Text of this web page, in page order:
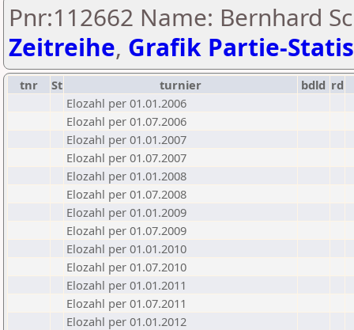
Pnr:112662 Name: Bernhard
Zeitreihe, Grafik Partie-
tnr St turnier bdld rd
Elozahl per 01.01.2006
Elozahl per 01.07.2006
Elozahl per 01.01.2007
Elozahl per 01.07.2007
Elozahl per 01.01.2008
Elozahl per 01.07.2008
Elozahl per 01.01.2009
Elozahl per 01.07.2009
Elozahl per 01.01.2010
Elozahl per 01.07.2010
Elozahl per 01.01.2011
Elozahl per 01.07.2011
Elozahl per 01.01.2012